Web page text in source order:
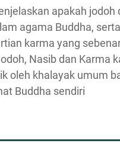
apakah jodoh
agama Buddha,
karma yang
Nasib dan Karma
oleh khalayak umum
Buddha sendiri